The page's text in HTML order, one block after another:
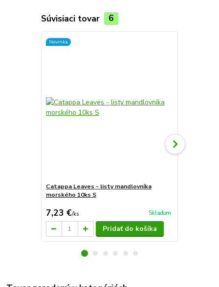
Súvisiaci tovar 6
Novinka
Catappa Leaves - listy mandlovníka
morského 10ks S
7,23 €/ks Skladom
Pridať do košíka